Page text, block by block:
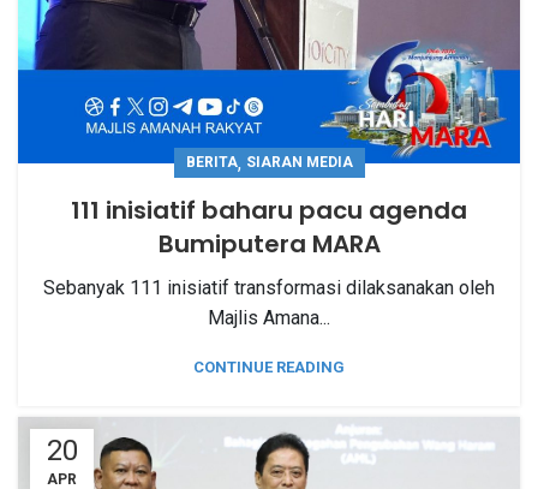
BERITA, SIARAN MEDIA
111 inisiatif baharu pacu agenda
Bumiputera MARA
Sebanyak 111 inisiatif transformasi dilaksanakan oleh
Majlis Amana...
CONTINUE READING
20
APR